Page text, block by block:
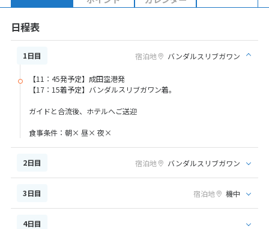
日程表
1日目 宿泊地 バンダルスリブガワン
【11：45発予定】成田空港発
【17：15着予定】バンダルスリブガワン着。
ガイドと合流後、ホテルへご送迎
食事条件：朝× 昼× 夜×
2日目 宿泊地 バンダルスリブガワン
3日目 宿泊地 機中
4日目